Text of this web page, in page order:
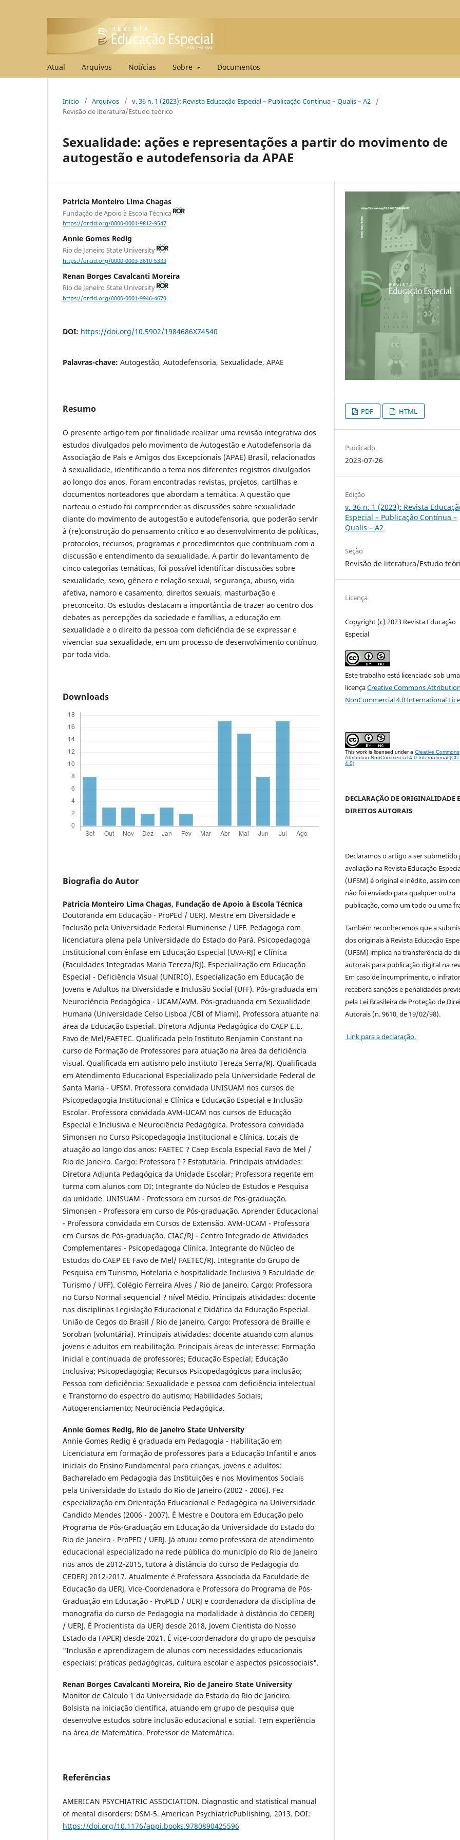
Atual Arquivos Notícias Sobre Documentos
Início / Arquivos / v. 36 n. 1 (2023): Revista Educação Especial – Publicação Contínua – Qualis – A2
/
Revisão de literatura/Estudo teórico
Sexualidade: ações e representações a partir do movimento de
autogestão e autodefensoria da APAE
Patricia Monteiro Lima Chagas
Fundação de Apoio à Escola Técnica
https://orcid.org/0000-0001-9812-9547
Annie Gomes Redig
Rio de Janeiro State University
https://orcid.org/0000-0003-3610-5333
Renan Borges Cavalcanti Moreira
Rio de Janeiro State University
https://orcid.org/0000-0001-9946-4670
DOI: https://doi.org/10.5902/1984686X74540
Palavras-chave: Autogestão, Autodefensoria, Sexualidade, APAE
Resumo
O presente artigo tem por finalidade realizar uma revisão integrativa dos
estudos divulgados pelo movimento de Autogestão e Autodefensoria da
Associação de Pais e Amigos dos Excepcionais (APAE) Brasil, relacionados
à sexualidade, identificando o tema nos diferentes registros divulgados
ao longo dos anos. Foram encontradas revistas, projetos, cartilhas e
documentos norteadores que abordam a temática. A questão que
norteou o estudo foi compreender as discussões sobre sexualidade
diante do movimento de autogestão e autodefensoria, que poderão servir
à (re)construção do pensamento crítico e ao desenvolvimento de políticas,
protocolos, recursos, programas e procedimentos que contribuam com a
discussão e entendimento da sexualidade. A partir do levantamento de
cinco categorias temáticas, foi possível identificar discussões sobre
sexualidade, sexo, gênero e relação sexual, segurança, abuso, vida
afetiva, namoro e casamento, direitos sexuais, masturbação e
preconceito. Os estudos destacam a importância de trazer ao centro dos
debates as percepções da sociedade e famílias, a educação em
sexualidade e o direito da pessoa com deficiência de se expressar e
vivenciar sua sexualidade, em um processo de desenvolvimento contínuo,
por toda vida.
Downloads
Biografia do Autor
Patricia Monteiro Lima Chagas, Fundação de Apoio à Escola Técnica
Doutoranda em Educação - ProPEd / UERJ. Mestre em Diversidade e
Inclusão pela Universidade Federal Fluminense / UFF. Pedagoga com
licenciatura plena pela Universidade do Estado do Pará. Psicopedagoga
Institucional com ênfase em Educação Especial (UVA-RJ) e Clínica
(Faculdades Integradas Maria Tereza/RJ). Especialização em Educação
Especial - Deficiência Visual (UNIRIO). Especialização em Educação de
Jovens e Adultos na Diversidade e Inclusão Social (UFF). Pós-graduada em
Neurociência Pedagógica - UCAM/AVM. Pós-graduanda em Sexualidade
Humana (Universidade Celso Lisboa /CBI of Miami). Professora atuante na
área da Educação Especial. Diretora Adjunta Pedagógica do CAEP E.E.
Favo de Mel/FAETEC. Qualificada pelo Instituto Benjamin Constant no
curso de Formação de Professores para atuação na área da deficiência
visual. Qualificada em autismo pelo Instituto Tereza Serra/RJ. Qualificada
em Atendimento Educacional Especializado pela Universidade Federal de
Santa Maria - UFSM. Professora convidada UNISUAM nos cursos de
Psicopedagogia Institucional e Clínica e Educação Especial e Inclusão
Escolar. Professora convidada AVM-UCAM nos cursos de Educação
Especial e Inclusiva e Neurociência Pedagógica. Professora convidada
Simonsen no Curso Psicopedagogia Institucional e Clínica. Locais de
atuação ao longo dos anos: FAETEC ? Caep Escola Especial Favo de Mel /
Rio de Janeiro. Cargo: Professora I ? Estatutária. Principais atividades:
Diretora Adjunta Pedagógica da Unidade Escolar; Professora regente em
turma com alunos com DI; Integrante do Núcleo de Estudos e Pesquisa
da unidade. UNISUAM - Professora em cursos de Pós-graduação.
Simonsen - Professora em curso de Pós-graduação. Aprender Educacional
- Professora convidada em Cursos de Extensão. AVM-UCAM - Professora
em Cursos de Pós-graduação. CIAC/RJ - Centro Integrado de Atividades
Complementares - Psicopedagoga Clínica. Integrante do Núcleo de
Estudos do CAEP EE Favo de Mel/ FAETEC/RJ. Integrante do Grupo de
Pesquisa em Turismo, Hotelaria e hospitalidade Inclusiva 9 Faculdade de
Turismo / UFF). Colégio Ferreira Alves / Rio de Janeiro. Cargo: Professora
no Curso Normal sequencial ? nível Médio. Principais atividades: docente
nas disciplinas Legislação Educacional e Didática da Educação Especial.
União de Cegos do Brasil / Rio de Janeiro. Cargo: Professora de Braille e
Soroban (voluntária). Principais atividades: docente atuando com alunos
jovens e adultos em reabilitação. Principais áreas de interesse: Formação
inicial e continuada de professores; Educação Especial; Educação
Inclusiva; Psicopedagogia; Recursos Psicopedagógicos para inclusão;
Pessoa com deficiência; Sexualidade e pessoa com deficiência intelectual
e Transtorno do espectro do autismo; Habilidades Sociais;
Autogerenciamento; Neurociência Pedagógica.
Annie Gomes Redig, Rio de Janeiro State University
Annie Gomes Redig é graduada em Pedagogia - Habilitação em
Licenciatura em formação de professores para a Educação Infantil e anos
iniciais do Ensino Fundamental para crianças, jovens e adultos;
Bacharelado em Pedagogia das Instituições e nos Movimentos Sociais
pela Universidade do Estado do Rio de Janeiro (2002 - 2006). Fez
especialização em Orientação Educacional e Pedagógica na Universidade
Candido Mendes (2006 - 2007). É Mestre e Doutora em Educação pelo
Programa de Pós-Graduação em Educação da Universidade do Estado do
Rio de Janeiro - ProPED / UERJ. Já atuou como professora de atendimento
educacional especializado na rede pública do município do Rio de Janeiro
nos anos de 2012-2015, tutora à distância do curso de Pedagogia do
CEDERJ 2012-2017. Atualmente é Professora Associada da Faculdade de
Educação da UERJ, Vice-Coordenadora e Professora do Programa de Pós-
Graduação em Educação - ProPED / UERJ e coordenadora da disciplina de
monografia do curso de Pedagogia na modalidade à distância do CEDERJ
/ UERJ. É Procientista da UERJ desde 2018, Jovem Cientista do Nosso
Estado da FAPERJ desde 2021. É vice-coordenadora do grupo de pesquisa
"Inclusão e aprendizagem de alunos com necessidades educacionais
especiais: práticas pedagógicas, cultura escolar e aspectos psicossociais".
Renan Borges Cavalcanti Moreira, Rio de Janeiro State University
Monitor de Cálculo 1 da Universidade do Estado do Rio de Janeiro.
Bolsista na iniciação científica, atuando em grupo de pesquisa que
desenvolve estudos sobre inclusão educacional e social. Tem experiência
na área de Matemática. Professor de Matemática.
Referências
AMERICAN PSYCHIATRIC ASSOCIATION. Diagnostic and statistical manual
of mental disorders: DSM-5. American PsychiatricPublishing, 2013. DOI:
https://doi.org/10.1176/appi.books.9780890425596
PDF HTML
Publicado
2023-07-26
Edição
v. 36 n. 1 (2023): Revista
Especial – Publicação Contínua –
Qualis – A2
Seção
Revisão de literatura/Estudo
Licença
Copyright (c) 2023 Revista Educação
Especial
Este trabalho está licenciado sob uma
licençaCreative Commons
NonCommercial 4.0 International
This work is licensed under aCreative Commons
Attribution-NonCommercial 4.0 International (CC
4.0)
DECLARAÇÃO DE ORIGINALIDADE E
DIREITOS AUTORAIS
Declaramos o artigo a ser submetido
avaliação na Revista Educação
(UFSM) é original e inédito, assim
não foi enviado para qualquer outra
publicação, como um todo ou uma
Também reconhecemos que a
dos originais à Revista Educação
(UFSM) implica na transferência de
autorais para publicação digital na
Em caso de incumprimento, o infrator
receberá sanções e penalidades
pela Lei Brasileira de Proteção de
Autorais (n. 9610, de 19/02/98).
Link para a declaração.